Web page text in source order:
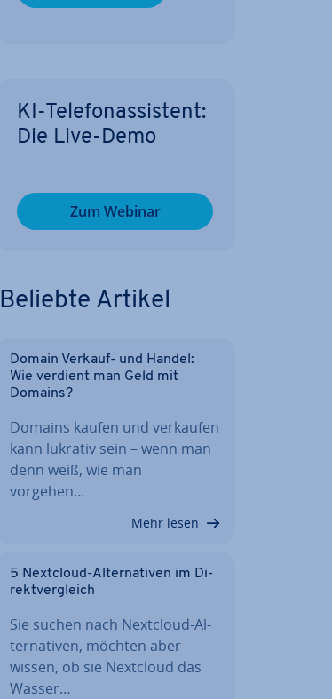
KI-Te­le­fon­as­sis­tent:
Die Live-Demo
Zum Webinar
Beliebte Artikel
Domain Verkauf- und Handel:
Wie verdient man Geld mit
Domains?
Domains kaufen und verkaufen
kann lukrativ sein – wenn man
denn weiß, wie man
vorgehen…
Mehr lesen
5 Nextcloud-Al­ter­na­ti­ven im Di­
rekt­ver­gleich
Sie suchen nach Nextcloud-Al­
ter­na­ti­ven, möchten aber
wissen, ob sie Nextcloud das
Wasser…